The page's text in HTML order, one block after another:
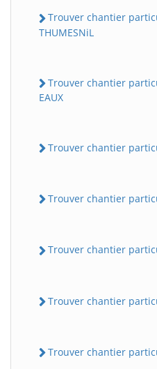
Trouver chantier
THUMESNiL
Trouver chantier
EAUX
Trouver chantier
Trouver chantier
Trouver chantier
Trouver chantier
Trouver chantier